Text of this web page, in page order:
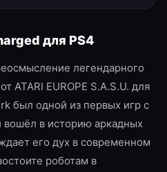
для PS4
легендарного
ATARI EUROPE S.A.S.U. для
был одной из первых игр с
вошёл в историю аркадных
его дух в современном
роботам в